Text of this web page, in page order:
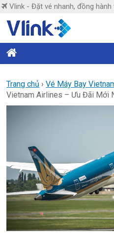
Skip
content
Vlink - Đặt vé nhanh, đồng hành
Vlink
nhanh,
đồng
hành
Trang chủ ›Vé Máy Bay
Vietnam Airlines – Ưu Đãi Mới